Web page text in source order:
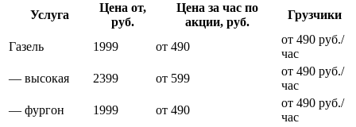
Услуга
Цена от,
руб.
Цена за час по
акции, руб.
Грузчики
Газель 1999 от 490
от 490 руб./
час
— высокая
2399 от 599
от 490 руб./
час
— фургон
1999 от 490
от 490 руб./
час